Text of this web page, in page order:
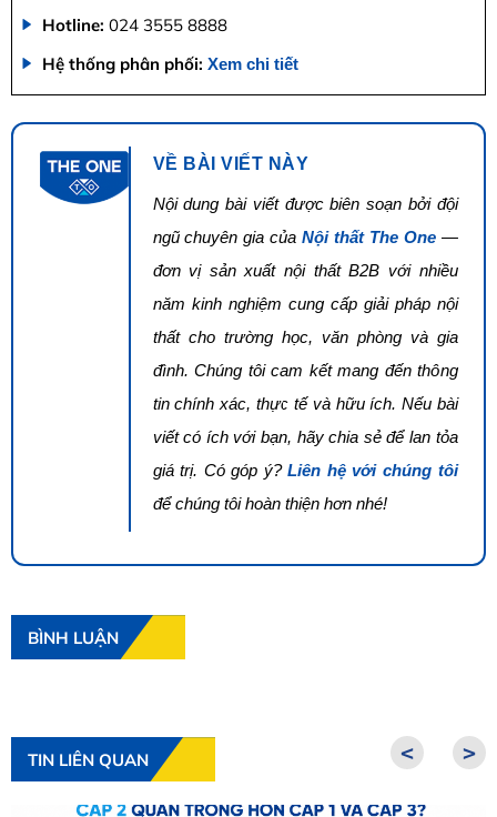
Hotline: 024 3555 8888
Hệ thống phân phối: Xem chi tiết
VỀ BÀI VIẾT NÀY
Nội dung bài viết được biên soạn bởi đội
ngũ chuyên gia của Nội thất The One—
đơn vị sản xuất nội thất B2B với nhiều
năm kinh nghiệm cung cấp giải pháp nội
thất cho trường học, văn phòng và gia
đình. Chúng tôi cam kết mang đến thông
tin chính xác, thực tế và hữu ích. Nếu bài
viết có ích với bạn, hãy chia sẻ để lan tỏa
giá trị. Có góp ý?Liên hệ với chúng tôi
để chúng tôi hoàn thiện hơn nhé!
BÌNH LUẬN
TIN LIÊN QUAN < >